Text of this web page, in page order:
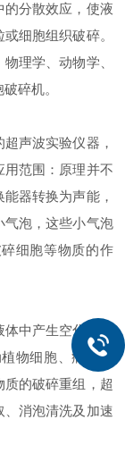
分散效应，使液
细胞组织破碎。
理学、动物学、
碎机。
声波实验仪器，
用范围：原理并不
器转换为声能，
气泡，这些小气泡
细胞等物质的作
中产生空化效应
物细胞、病毒细
的破碎重组，超
、消泡清洗及加速